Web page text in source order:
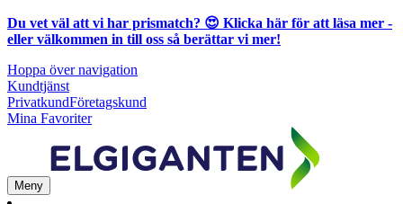
Du vet väl att vi har prismatch? 😍 Klicka här för att läsa mer -
eller välkommen in till oss så berättar vi mer!
Hoppa över navigation
Kundtjänst
PrivatkundFöretagskund
Mina Favoriter
Meny